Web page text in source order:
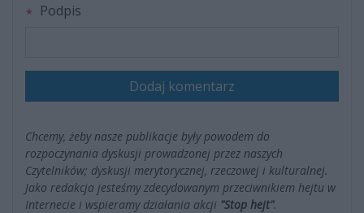
Podpis
Dodaj komentarz
Chcemy, żeby nasze publikacje były powodem do
rozpoczynania dyskusji prowadzonej przez naszych
Czytelników; dyskusji merytorycznej, rzeczowej i kulturalnej.
Jako redakcja jesteśmy zdecydowanym przeciwnikiem hejtu w
Internecie i wspieramy działania akcji "Stop hejt".